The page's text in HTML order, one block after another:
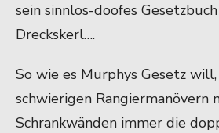
sein sinnlos-doofes
Dreckskerl….
So wie es Murphys Gesetz
schwierigen Rangiermanövern
Schrankwänden immer die